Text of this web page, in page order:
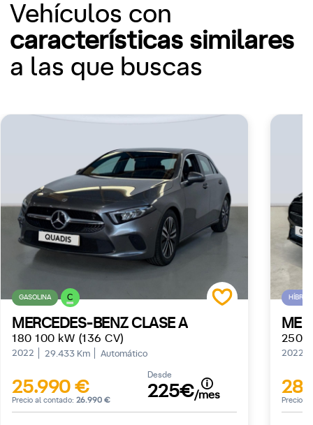
Vehículos con
características similares
a las que buscas
GASOLINA C
MERCEDES-BENZ CLASE A
180 100 kW (136 CV)
2022 29.433 Km Automático
25.990 €
Precio al contado: 26.990 €
Desde
225€/mes
250
2022
Precio